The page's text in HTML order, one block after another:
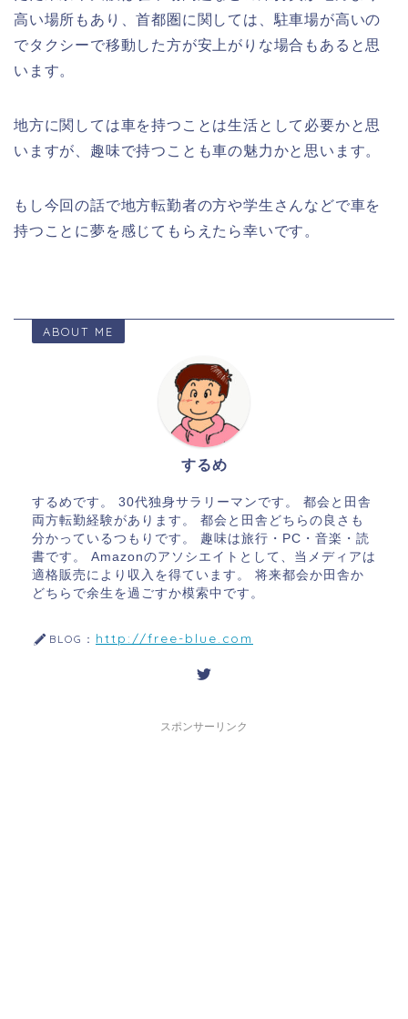
高い場所もあり、首都圏に関しては、駐車場が高いの
でタクシーで移動した方が安上がりな場合もあると思
います。
地方に関しては車を持つことは生活として必要かと思
いますが、趣味で持つことも車の魅力かと思います。
もし今回の話で地方転勤者の方や学生さんなどで車を
持つことに夢を感じてもらえたら幸いです。
ABOUT ME
するめ
するめです。 30代独身サラリーマンです。 都会と田舎
両方転勤経験があります。 都会と田舎どちらの良さも
分かっているつもりです。 趣味は旅行・PC・音楽・読
書です。 Amazonのアソシエイトとして、当メディアは
適格販売により収入を得ています。 将来都会か田舎か
どちらで余生を過ごすか模索中です。
BLOG： http://free-blue.com
スポンサーリンク